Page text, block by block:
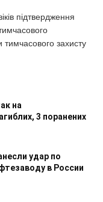
підтвердження
захисту
на
3 поранених
удар по
в России